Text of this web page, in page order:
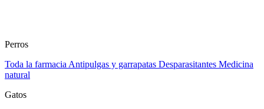
Perros
Toda la farmacia Antipulgas y garrapatas Desparasitantes Medicina
natural
Gatos